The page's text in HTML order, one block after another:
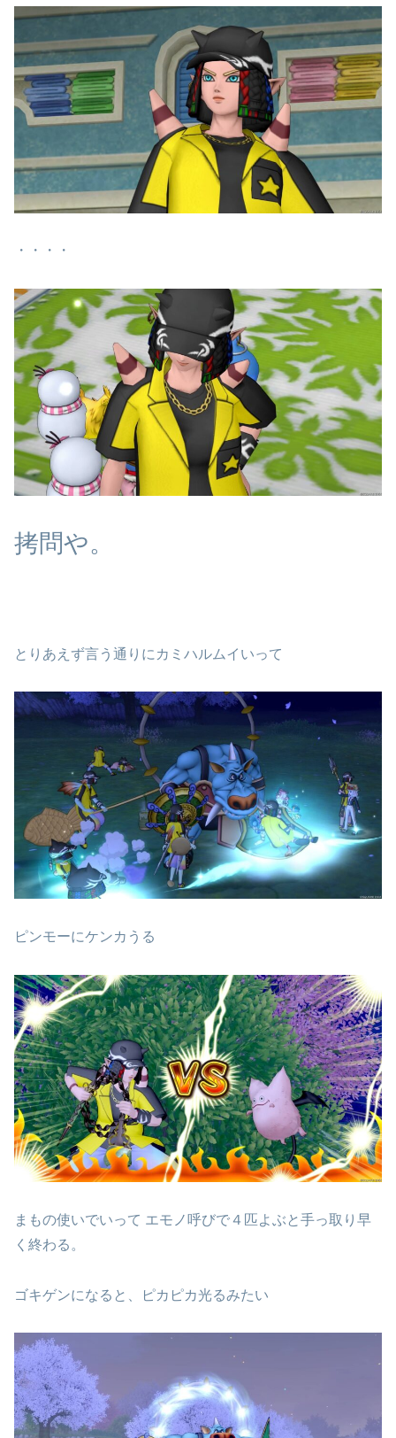
・・・・
拷問や。
とりあえず言う通りにカミハルムイいって
ピンモーにケンカうる
まもの使いでいって エモノ呼びで４匹よぶと手っ取り早
く終わる。
ゴキゲンになると、ピカピカ光るみたい